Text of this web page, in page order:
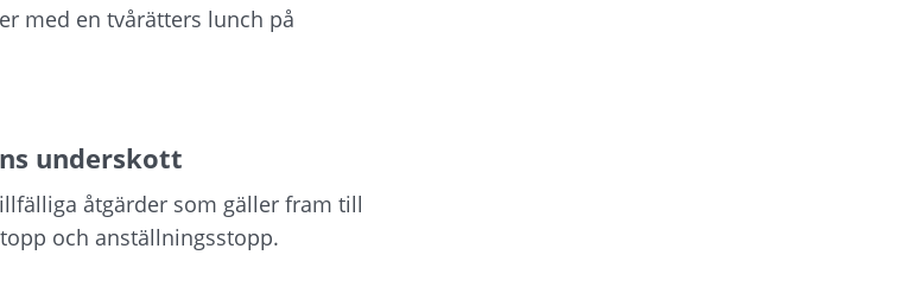
med en tvårätters lunch på
underskott
åtgärder som gäller fram till
och anställningsstopp.